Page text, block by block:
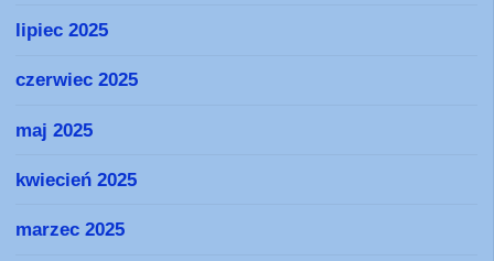
lipiec 2025
czerwiec 2025
maj 2025
kwiecień 2025
marzec 2025